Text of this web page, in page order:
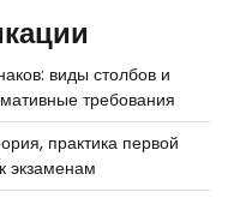
виды столбов и
требования
практика первой
экзаменам